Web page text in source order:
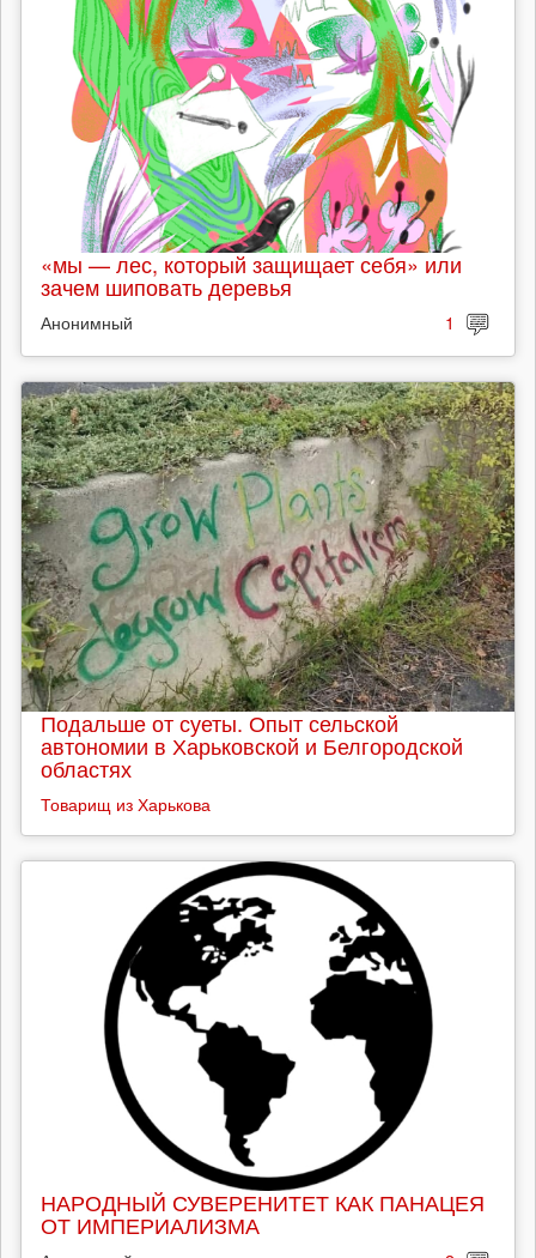
«мы — лес, который защищает себя» или
зачем шиповать деревья
Анонимный 1
Подальше от суеты. Опыт сельской
автономии в Харьковской и Белгородской
областях
Товарищ из Харькова
НАРОДНЫЙ СУВЕРЕНИТЕТ КАК ПАНАЦЕЯ
ОТ ИМПЕРИАЛИЗМА